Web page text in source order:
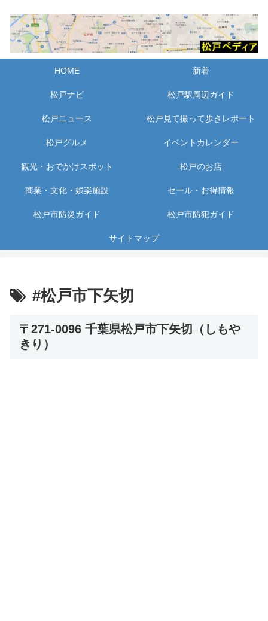
HOME 新着
松戸ナビ 松戸駅周辺ガイド
松戸ニュース 松戸見て撮って歩きレポート
松戸グルメ イベントカレンダー
観光・おでかけスポット 松戸のお店
商業・文化・娯楽施設 セール・お得情報
松戸市防災ガイド 松戸市防犯ガイド
サイトマップ
#松戸市下矢切
〒271-0096 千葉県松戸市下矢切（しもや
きり）